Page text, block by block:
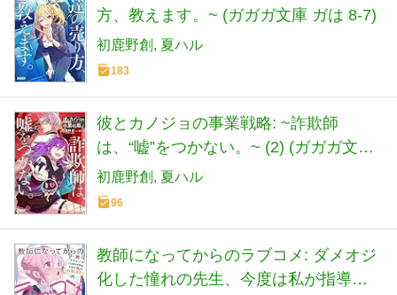
方、教えます。~ (ガガガ文庫 ガは 8-7)
初鹿野創 夏ハル
183
彼とカノジョの事業戦略: ~詐欺師
は、“嘘”をつかない。~ (2) (ガガガ文庫
ガは 8-8)
初鹿野創 夏ハル
96
教師になってからのラブコメ: ダメオジ
化した憧れの先生、今度は私が指導し